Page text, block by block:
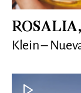
Klein –